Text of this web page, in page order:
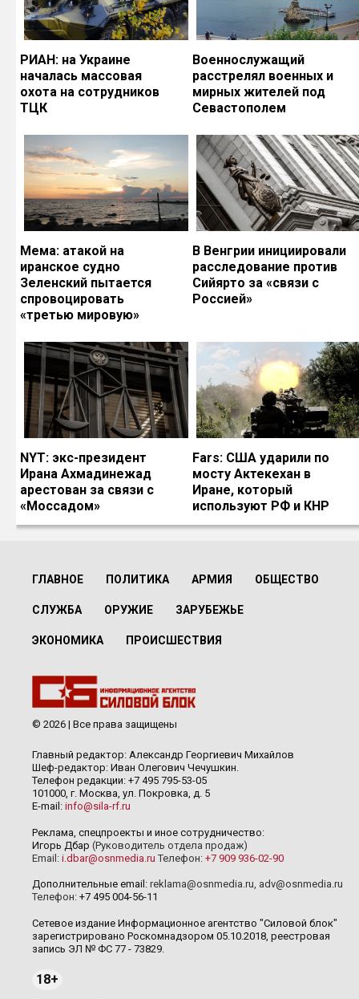
РИАН: на Украине
началась массовая
охота на сотрудников
ТЦК
Военнослужащий
расстрелял военных и
мирных жителей под
Севастополем
Мема: атакой на
иранское судно
Зеленский пытается
спровоцировать
«третью мировую»
В Венгрии инициировали
расследование против
Сийярто за «связи с
Россией»
NYT: экс-президент
Ирана Ахмадинежад
арестован за связи с
«Моссадом»
Fars: США ударили по
мосту Актекехан в
Иране, который
используют РФ и КНР
ГЛАВНОЕ ПОЛИТИКА АРМИЯ ОБЩЕСТВО
СЛУЖБА ОРУЖИЕ ЗАРУБЕЖЬЕ
ЭКОНОМИКА ПРОИСШЕСТВИЯ
© 2026 | Все права защищены
Главный редактор: Александр Георгиевич Михайлов
Шеф-редактор: Иван Олегович Чечушкин.
Телефон редакции: +7 495 795-53-05
101000, г. Москва, ул. Покровка, д. 5
E-mail: info@sila-rf.ru
Реклама, спецпроекты и иное сотрудничество:
Игорь Дбар (Руководитель отдела продаж)
Email: i.dbar@osnmedia.ru Телефон: +7 909 936-02-90
Дополнительные email: reklama@osnmedia.ru, adv@osnmedia.ru
Телефон: +7 495 004-56-11
Сетевое издание Информационное агентство "Силовой блок"
зарегистрировано Роскомнадзором 05.10.2018, реестровая
запись ЭЛ № ФС 77 - 73829.
18+